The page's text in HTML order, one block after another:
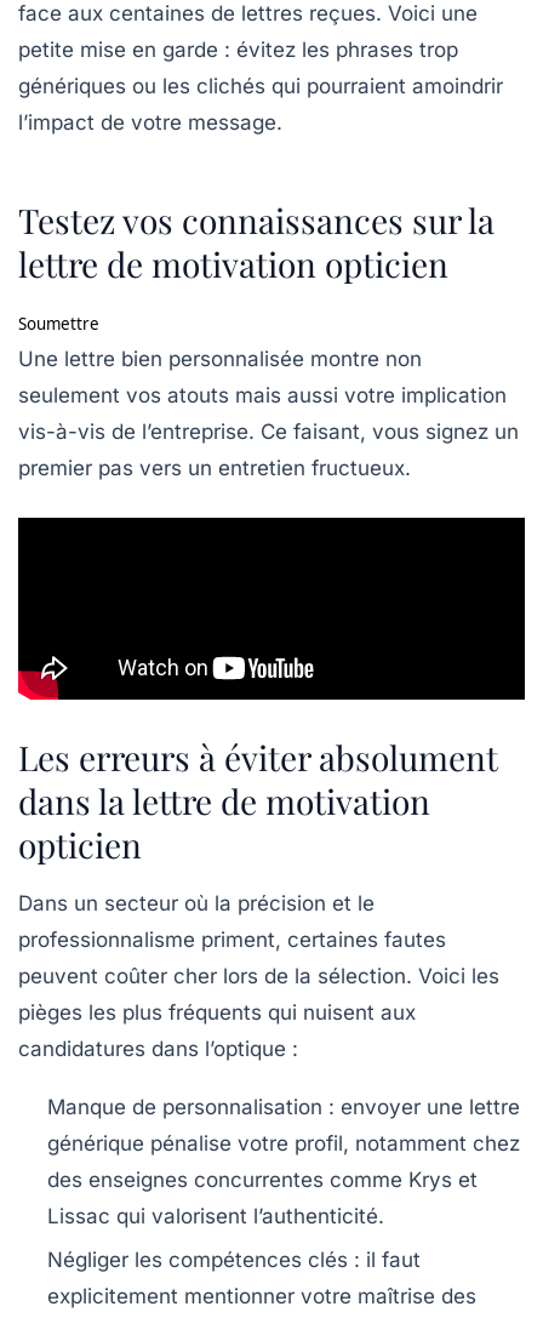
face aux centaines de lettres reçues. Voici une
petite mise en garde : évitez les phrases trop
génériques ou les clichés qui pourraient amoindrir
l’impact de votre message.
Testez vos connaissances sur la
lettre de motivation opticien
Soumettre
Une lettre bien personnalisée montre non
seulement vos atouts mais aussi votre implication
vis-à-vis de l’entreprise. Ce faisant, vous signez un
premier pas vers un entretien fructueux.
Les erreurs à éviter absolument
dans la lettre de motivation
opticien
Dans un secteur où la précision et le
professionnalisme priment, certaines fautes
peuvent coûter cher lors de la sélection. Voici les
pièges les plus fréquents qui nuisent aux
candidatures dans l’optique :
Manque de personnalisation : envoyer une lettre
générique pénalise votre profil, notamment chez
des enseignes concurrentes comme Krys et
Lissac qui valorisent l’authenticité.
Négliger les compétences clés : il faut
explicitement mentionner votre maîtrise des